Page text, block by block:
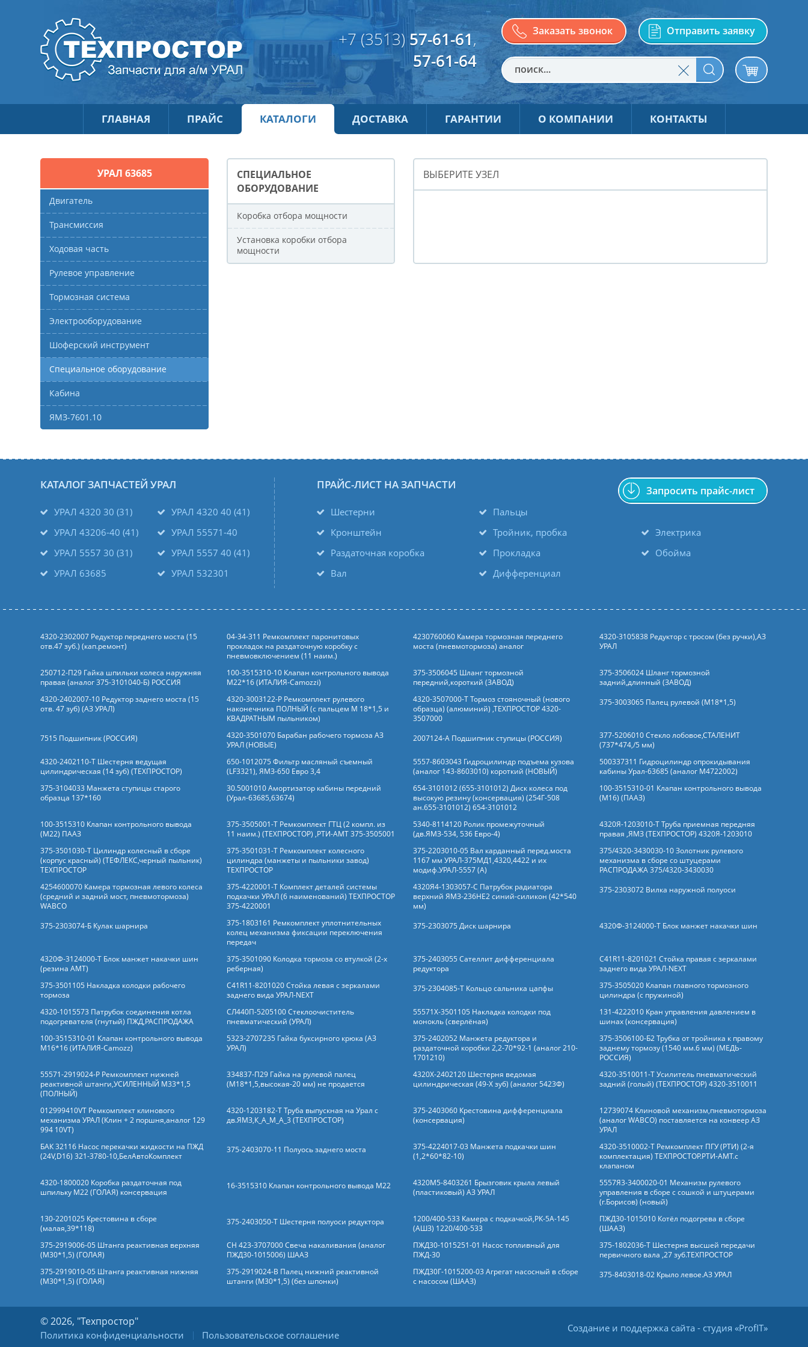
ГЛАВНАЯ ПРАЙС КАТАЛОГИ ДОСТАВКА ГАРАНТИИ О КОМПАНИИ КОНТАКТЫ
+7 (3513) 57-61-61,
57-61-64
Заказать звонок Отправить заявку
УРАЛ 63685
Двигатель
Трансмиссия
Ходовая часть
Рулевое управление
Тормозная система
Электрооборудование
Шоферский инструмент
Специальное оборудование
Кабина
ЯМЗ-7601.10
СПЕЦИАЛЬНОЕ
ОБОРУДОВАНИЕ
Коробка отбора мощности
Установка коробки отбора
мощности
ВЫБЕРИТЕ УЗЕЛ
КАТАЛОГ ЗАПЧАСТЕЙ УРАЛ
УРАЛ 4320 30 (31)
УРАЛ 4320 40 (41)
УРАЛ 43206-40 (41)
УРАЛ 55571-40
УРАЛ 5557 30 (31)
УРАЛ 5557 40 (41)
УРАЛ 63685
УРАЛ 532301
ПРАЙС-ЛИСТ НА ЗАПЧАСТИ
Шестерни
Пальцы
Кронштейн
Тройник, пробка
Электрика
Раздаточная коробка
Прокладка
Обойма
Вал
Дифференциал
Запросить прайс-лист
4320-2302007 Редуктор переднего моста (15
отв.47 зуб.) (кап.ремонт)
04-34-311 Ремкомплект паронитовых
прокладок на раздаточную коробку с
пневмовключением (11 наим.)
4230760060 Камера тормозная переднего
моста (пневмотормоза) аналог
4320-3105838 Редуктор с тросом (без ручки),АЗ
УРАЛ
250712-П29 Гайка шпильки колеса наружняя
правая (аналог 375-3101040-Б) РОССИЯ
100-3515310-10 Клапан контрольного вывода
М22*16 (ИТАЛИЯ-Camozzi)
375-3506045 Шланг тормозной
передний,короткий (ЗАВОД)
375-3506024 Шланг тормозной
задний,длинный (ЗАВОД)
4320-2402007-10 Редуктор заднего моста (15
отв. 47 зуб) (АЗ УРАЛ)
4320-3003122-Р Ремкомплект рулевого
наконечника ПОЛНЫЙ (с пальцем М 18*1,5 и
КВАДРАТНЫМ пыльником)
4320-3507000-Т Тормоз стояночный (нового
образца) (алюминий) ,ТЕХПРОСТОР 4320-
3507000
375-3003065 Палец рулевой (М18*1,5)
7515 Подшипник (РОССИЯ)
4320-3501070 Барабан рабочего тормоза АЗ
УРАЛ (НОВЫЕ)
2007124-А Подшипник ступицы (РОССИЯ)
377-5206010 Стекло лобовое,СТАЛЕНИТ
(737*474,/5 мм)
4320-2402110-Т Шестерня ведущая
цилиндрическая (14 зуб) (ТЕХПРОСТОР)
650-1012075 Фильтр масляный съемный
(LF3321), ЯМЗ-650 Евро 3,4
5557-8603043 Гидроцилиндр подъема кузова
(аналог 143-8603010) короткий (НОВЫЙ)
500337311 Гидроцилиндр опрокидывания
кабины Урал-63685 (аналог M4722002)
375-3104033 Манжета ступицы старого
образца 137*160
30.5001010 Амортизатор кабины передний
(Урал-63685,63674)
654-3101012 (655-3101012) Диск колеса под
высокую резину (консервация) (254Г-508
ан.655-3101012) 654-3101012
100-3515310-01 Клапан контрольного вывода
(М16) (ПААЗ)
100-3515310 Клапан контрольного вывода
(М22) ПААЗ
375-3505001-Т Ремкомплект ГТЦ (2 компл. из
11 наим.) (ТЕХПРОСТОР) ,РТИ-АМТ 375-3505001
5340-8114120 Ролик промежуточный
(дв.ЯМЗ-534, 536 Евро-4)
4320Я-1203010-Т Труба приемная передняя
правая ,ЯМЗ (ТЕХПРОСТОР) 4320Я-1203010
375-3501030-Т Цилиндр колесный в сборе
(корпус красный) (ТЕФЛЕКС,черный пыльник)
ТЕХПРОСТОР
375-3501031-Т Ремкомплект колесного
цилиндра (манжеты и пыльники завод)
ТЕХПРОСТОР
375-2203010-05 Вал карданный перед.моста
1167 мм УРАЛ-375МД1,4320,4422 и их
модиф.УРАЛ-5557 (А)
375/4320-3430030-10 Золотник рулевого
механизма в сборе со штуцерами
РАСПРОДАЖА 375/4320-3430030
4254600070 Камера тормозная левого колеса
(средний и задний мост, пневмотормоза)
WABCO
375-4220001-Т Комплект деталей системы
подкачки УРАЛ (6 наименований) ТЕХПРОСТОР
375-4220001
4320Я4-1303057-С Патрубок радиатора
верхний ЯМЗ-236НЕ2 синий-силикон (42*540
мм)
375-2303072 Вилка наружной полуоси
375-2303074-Б Кулак шарнира
375-1803161 Ремкомплект уплотнительных
колец механизма фиксации переключения
передач
375-2303075 Диск шарнира 4320Ф-3124000-Т Блок манжет накачки шин
4320Ф-3124000-Т Блок манжет накачки шин
(резина АМТ)
375-3501090 Колодка тормоза со втулкой (2-х
реберная)
375-2403055 Сателлит дифференциала
редуктора
C41R11-8201021 Стойка правая с зеркалами
заднего вида УРАЛ-NEXT
375-3501105 Накладка колодки рабочего
тормоза
C41R11-8201020 Стойка левая с зеркалами
заднего вида УРАЛ-NEXT
375-2304085-Т Кольцо сальника цапфы
375-3505020 Клапан главного тормозного
цилиндра (с пружиной)
4320-1015573 Патрубок соединения котла
подогревателя (гнутый) ПЖД,РАСПРОДАЖА
СЛ440П-5205100 Стеклоочиститель
пневматический (УРАЛ)
55571Х-3501105 Накладка колодки под
монокль (сверлёная)
131-4222010 Кран управления давлением в
шинах (консервация)
100-3515310-01 Клапан контрольного вывода
М16*16 (ИТАЛИЯ-Camozz)
5323-2707235 Гайка буксирного крюка (АЗ
УРАЛ)
375-2402052 Манжета редуктора и
раздаточной коробки 2,2-70*92-1 (аналог 210-
1701210)
375-3506100-Б2 Трубка от тройника к правому
заднему тормозу (1540 мм.6 мм) (МЕДЬ-
РОССИЯ)
55571-2919024-Р Ремкомплект нижней
реактивной штанги,УСИЛЕННЫЙ М33*1,5
(ПОЛНЫЙ)
334837-П29 Гайка на рулевой палец
(М18*1,5,высокая-20 мм) не продается
4320Х-2402120 Шестерня ведомая
цилиндрическая (49-Х зуб) (аналог 5423Ф)
4320-3510011-Т Усилитель пневматический
задний (голый) (ТЕХПРОСТОР) 4320-3510011
012999410VT Ремкомплект клинового
механизма УРАЛ (Клин + 2 поршня,аналог 129
994 10VT)
4320-1203182-Т Труба выпускная на Урал с
дв.ЯМЗ,К_А_М_А_3 (ТЕХПРОСТОР)
375-2403060 Крестовина дифференциала
(консервация)
12739074 Клиновой механизм,пневмотормоза
(аналог WABCO) поставляется на конвеер АЗ
УРАЛ
БАК 32116 Насос перекачки жидкости на ПЖД
(24V,D16) 321-3780-10,БелАвтоКомплект
375-2403070-11 Полуось заднего моста
375-4224017-03 Манжета подкачки шин
(1,2*60*82-10)
4320-3510002-Т Ремкомплект ПГУ (РТИ) (2-я
комплектация) ТЕХПРОСТОР.РТИ-АМТ.c
клапаном
4320-1800020 Коробка раздаточная под
шпильку М22 (ГОЛАЯ) консервация
16-3515310 Клапан контрольного вывода М22
4320М5-8403261 Брызговик крыла левый
(пластиковый) АЗ УРАЛ
5557Я3-3400020-01 Механизм рулевого
управления в сборе с сошкой и штуцерами
(г.Борисов) (новый)
130-2201025 Крестовина в сборе
(малая,39*118)
375-2403050-Т Шестерня полуоси редуктора
1200/400-533 Камера с подкачкой,РК-5А-145
(АШЗ) 1220/400-533
ПЖД30-1015010 Котёл подогрева в сборе
(ШААЗ)
375-2919006-05 Штанга реактивная верхняя
(М30*1,5) (ГОЛАЯ)
СН 423-3707000 Свеча накаливания (аналог
ПЖД30-1015006) ШААЗ
ПЖД30-1015251-01 Насос топливный для
ПЖД-30
375-1802036-Т Шестерня высшей передачи
первичного вала ,27 зуб.ТЕХПРОСТОР
375-2919010-05 Штанга реактивная нижняя
(М30*1,5) (ГОЛАЯ)
375-2919024-В Палец нижний реактивной
штанги (М30*1,5) (без шпонки)
ПЖД30Г-1015200-03 Агрегат насосный в сборе
с насосом (ШААЗ)
375-8403018-02 Крыло левое.АЗ УРАЛ
© 2026, "Техпростор"
Политика конфиденциальности Пользовательское соглашение
Создание и поддержка сайта - студия «ProfIT»